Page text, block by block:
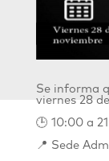
Se informa
viernes 28
🕒 10:00 a
📍 Sede